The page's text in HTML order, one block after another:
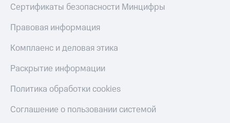
Сертификаты безопасности Минцифры
Правовая информация
Комплаенс и деловая этика
Раскрытие информации
Политика обработки cookies
Соглашение о пользовании системой